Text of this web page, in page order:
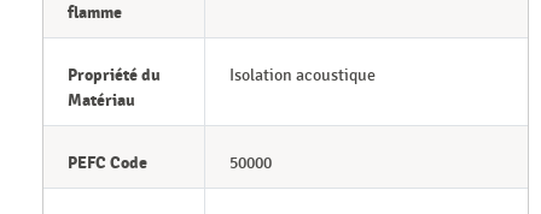
flamme
Propriété du
Matériau
Isolation acoustique
PEFC Code 50000